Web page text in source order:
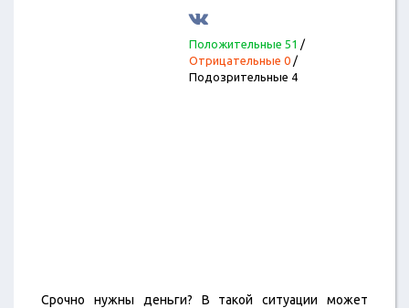
Положительные 51 /
Отрицательные 0/
Подозрительные 4
Срочно нужны деньги? В такой ситуации может